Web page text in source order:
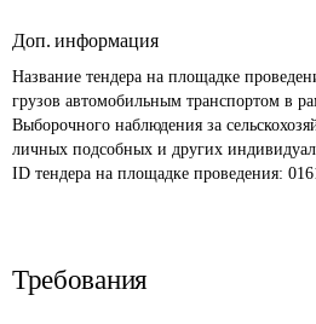
Доп. информация
Название тендера на площадке
грузов автомобильным транспортом в
Выборочного наблюдения за
личных подсобных и других
ID тендера на площадке проведения:
Требования